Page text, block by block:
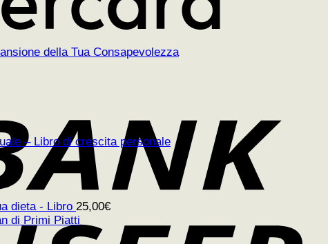
della Tua Consapevolezza
– Libro di crescita personale
dieta - Libro 25,00€
di Primi Piatti